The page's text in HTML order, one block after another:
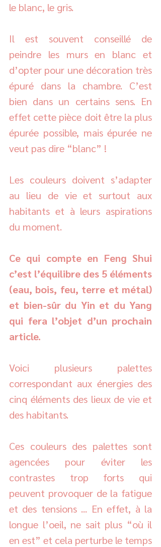
le blanc, le gris.
Il est souvent conseillé de
peindre les murs en blanc et
d’opter pour une décoration très
épuré dans la chambre. C’est
bien dans un certains sens. En
effet cette pièce doit être la plus
épurée possible, mais épurée ne
veut pas dire “blanc” !
Les couleurs doivent s’adapter
au lieu de vie et surtout aux
habitants et à leurs aspirations
du moment.
Ce qui compte en Feng Shui
c’est l’équilibre des 5 éléments
(eau, bois, feu, terre et métal)
et bien-sûr du Yin et du Yang
qui fera l’objet d’un prochain
article.
Voici plusieurs palettes
correspondant aux énergies des
cinq éléments des lieux de vie et
des habitants.
Ces couleurs des palettes sont
agencées pour éviter les
contrastes trop forts qui
peuvent provoquer de la fatigue
et des tensions ... En effet, à la
longue l’oeil, ne sait plus “où il
en est” et cela perturbe le temps